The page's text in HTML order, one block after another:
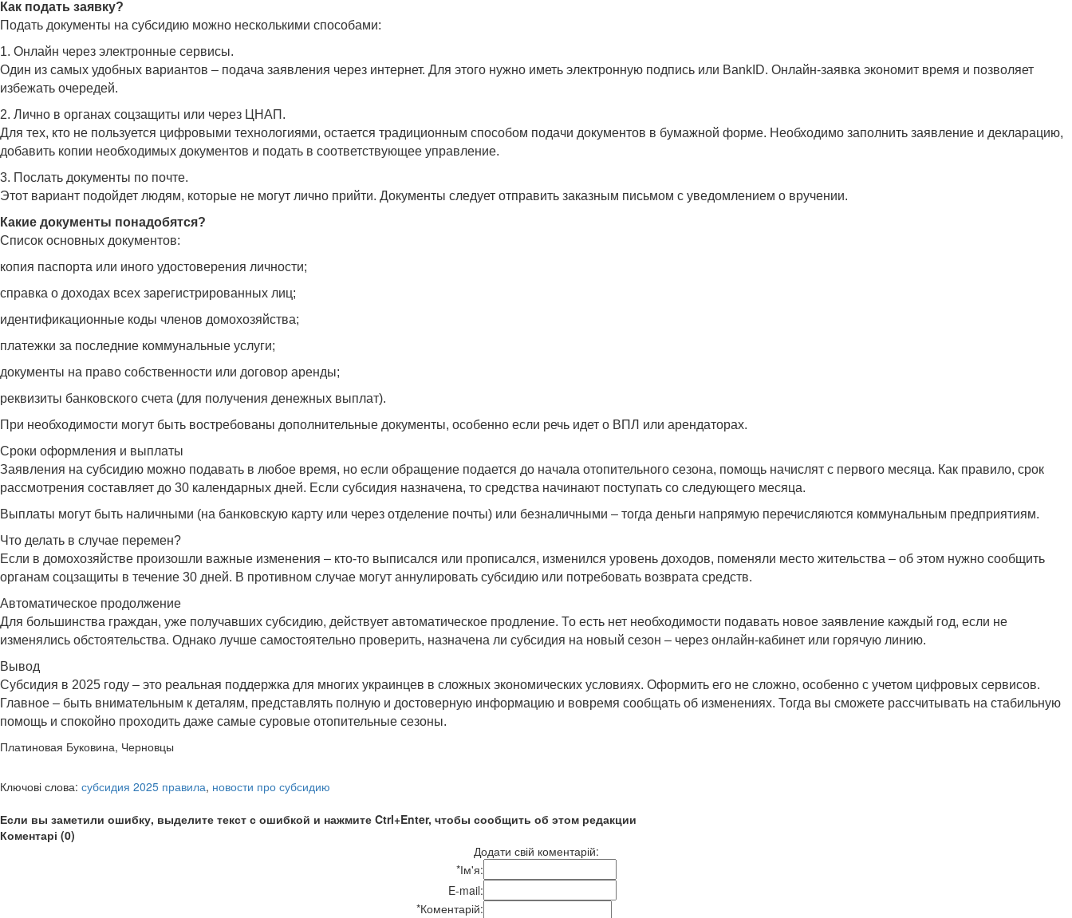
Как подать заявку?
Подать документы на субсидию можно несколькими способами:
1. Онлайн через электронные сервисы.
Один из самых удобных вариантов – подача заявления через интернет. Для этого нужно иметь электронную подпись или BankID. Онлайн-заявка экономит время и позволяет
избежать очередей.
2. Лично в органах соцзащиты или через ЦНАП.
Для тех, кто не пользуется цифровыми технологиями, остается традиционным способом подачи документов в бумажной форме. Необходимо заполнить заявление и декларацию,
добавить копии необходимых документов и подать в соответствующее управление.
3. Послать документы по почте.
Этот вариант подойдет людям, которые не могут лично прийти. Документы следует отправить заказным письмом с уведомлением о вручении.
Какие документы понадобятся?
Список основных документов:
копия паспорта или иного удостоверения личности;
справка о доходах всех зарегистрированных лиц;
идентификационные коды членов домохозяйства;
платежки за последние коммунальные услуги;
документы на право собственности или договор аренды;
реквизиты банковского счета (для получения денежных выплат).
При необходимости могут быть востребованы дополнительные документы, особенно если речь идет о ВПЛ или арендаторах.
Сроки оформления и выплаты
Заявления на субсидию можно подавать в любое время, но если обращение подается до начала отопительного сезона, помощь начислят с первого месяца. Как правило, срок
рассмотрения составляет до 30 календарных дней. Если субсидия назначена, то средства начинают поступать со следующего месяца.
Выплаты могут быть наличными (на банковскую карту или через отделение почты) или безналичными – тогда деньги напрямую перечисляются коммунальным предприятиям.
Что делать в случае перемен?
Если в домохозяйстве произошли важные изменения – кто-то выписался или прописался, изменился уровень доходов, поменяли место жительства – об этом нужно сообщить
органам соцзащиты в течение 30 дней. В противном случае могут аннулировать субсидию или потребовать возврата средств.
Автоматическое продолжение
Для большинства граждан, уже получавших субсидию, действует автоматическое продление. То есть нет необходимости подавать новое заявление каждый год, если не
изменялись обстоятельства. Однако лучше самостоятельно проверить, назначена ли субсидия на новый сезон – через онлайн-кабинет или горячую линию.
Вывод
Субсидия в 2025 году – это реальная поддержка для многих украинцев в сложных экономических условиях. Оформить его не сложно, особенно с учетом цифровых сервисов.
Главное – быть внимательным к деталям, представлять полную и достоверную информацию и вовремя сообщать об изменениях. Тогда вы сможете рассчитывать на стабильную
помощь и спокойно проходить даже самые суровые отопительные сезоны.
Платиновая Буковина, Черновцы
Ключові слова: субсидия 2025 правила, новости про субсидию
Если вы заметили ошибку, выделите текст с ошибкой и нажмите Ctrl+Enter, чтобы сообщить об этом редакции
Коментарі (0)
Додати свій коментарій:
*Ім'я:
E-mail:
*Коментарій: